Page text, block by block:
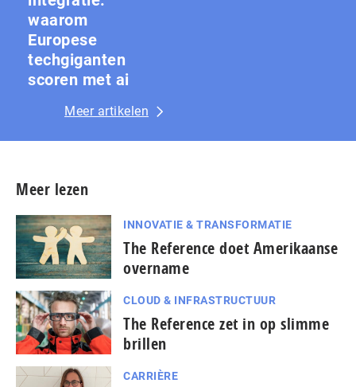
waarom
Europese
techgiganten
scoren met ai
Meer artikelen
Meer lezen
INNOVATIE & TRANSFORMATIE
The Reference doet Amerikaanse
overname
CLOUD & INFRASTRUCTUUR
The Reference zet in op slimme
brillen
CARRIÈRE